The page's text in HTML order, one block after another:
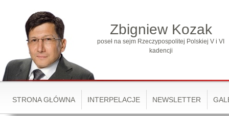
Zbigniew Kozak
poseł na sejm Rzeczypospolitej Polskiej V i VI
kadencji
STRONA GŁÓWNA INTERPELACJE NEWSLETTER